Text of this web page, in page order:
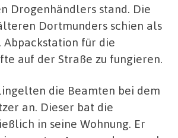
Drogenhändlers stand. Die
Dortmunders schien als
Abpackstation für die
auf der Straße zu fungieren.
die Beamten bei dem
an. Dieser bat die
in seine Wohnung. Er